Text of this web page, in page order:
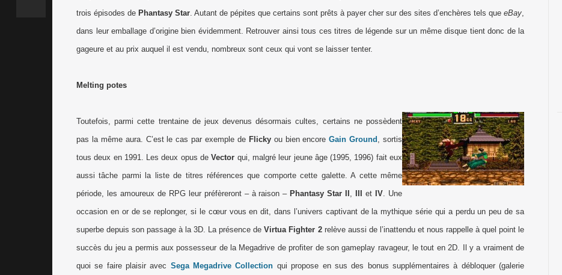
trois épisodes de Phantasy Star. Autant de pépites que certains sont prêts à payer cher sur des sites d’enchères tels que eBay,
dans leur emballage d’origine bien évidemment. Retrouver ainsi tous ces titres de légende sur un même disque tient donc de la
gageure et au prix auquel il est vendu, nombreux sont ceux qui vont se laisser tenter.
Melting potes
Toutefois, parmi cette trentaine de jeux devenus désormais cultes, certains ne possèdent
pas la même aura. C’est le cas par exemple de Flicky ou bien encoreGain Ground , sortis
tous deux en 1991. Les deux opus deVector qui, malgré leur jeune âge (1995, 1996) fait eux
aussi tâche parmi la liste de titres références que comporte cette galette. A cette même
période, les amoureux de RPG leur préfèreront – à raison – Phantasy Star II , et IV. Une
occasion en or de se replonger, si le cœur vous en dit, dans l’univers captivant de la mythique série qui a perdu un peu de sa
superbe depuis son passage à la 3D. La présence deVirtua Fighter 2relève aussi de l’inattendu et nous rappelle à quel point le
succès du jeu a permis aux possesseur de la Megadrive de profiter de son gameplay ravageur, le tout en 2D. Il y a vraiment de
quoi se faire plaisir avec Sega Megadrive Collection qui propose en sus des bonus supplémentaires à débloquer (galerie